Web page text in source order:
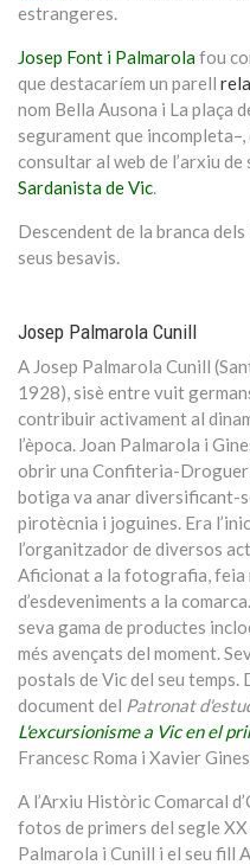
estrangeres.
Josep Font i Palmarolafou
que destacaríem un parell
nom Bella Ausona i La plaça
segurament que incompleta–,
consultar al web de l’arxiu de
Sardanista de Vic
Descendent de la branca
seus besavis.
Josep Palmarola Cunill
A Josep Palmarola Cunill
1928), sisè entre vuit
contribuir activament al
l’època. Joan Palmarola i
obrir una Confiteria-
botiga va anar diversificant-
pirotècnia i joguines. Era
l’organitzador de diversos
Aficionat a la fotografia, feia
d’esdeveniments a la
seva gama de productes
més avençats del moment.
postals de Vic del seu
document del Patronat
L'excursionisme a Vic en el
Francesc Roma i Xavier
A l’Arxiu Històric Comarcal
fotos de primers del segle
Palmarola i Cunill i el seu fill